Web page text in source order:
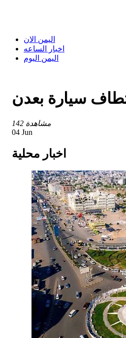
اليمن الان
اخبار الساعه
اليمن اليوم
سيارة بعدن
142 مشاهدة
04 Jun
اخبار محلية